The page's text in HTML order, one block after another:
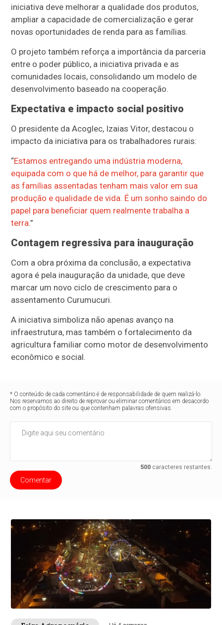
iniciativa deve melhorar a qualidade dos produtos,
ampliar a capacidade de comercialização e gerar
novas oportunidades de renda para as famílias.
O projeto também reforça a importância da parceria
entre o poder público, a iniciativa privada e as
comunidades locais, consolidando um modelo de
desenvolvimento baseado na cooperação.
Expectativa e impacto social positivo
O presidente da Acoglec, Izaias Vitor, destacou o
impacto da iniciativa para os trabalhadores rurais:
“Estamos entregando uma indústria moderna,
equipada com o que há de melhor, para garantir que
as famílias assentadas tenham mais valor em sua
produção e qualidade de vida. É um sonho saindo do
papel para beneficiar quem realmente trabalha a
terra.”
Contagem regressiva para inauguração
Com a obra próxima da conclusão, a expectativa
agora é pela inauguração da unidade, que deve
marcar um novo ciclo de crescimento para o
assentamento Curumucuri.
A iniciativa simboliza não apenas avanço na
infraestrutura, mas também o fortalecimento da
agricultura familiar como motor de desenvolvimento
econômico e social.
* O conteúdo de cada comentário é de responsabilidade de quem realizá-lo.
Nos reservamos ao direito de reprovar ou eliminar comentários em desacordo
com o propósito do site ou que contenham palavras ofensivas.
500caracteres restantes.
Comentar